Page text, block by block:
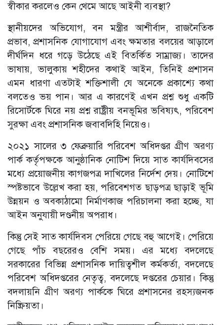
স্বীকার করলেও কেন থেমে আছে আইনী ব্যবস্থা?
স্থানীয়দের অভিযোগ, বন মন্ত্রীর আশীর্বাদ, রাজনৈতিক
প্রভাব, প্রশাসনিক যোগাযোগ এবং ক্ষমতার বলয়ের আড়ালে
দীর্ঘদিন ধরে গড়ে উঠেছে এই বিতর্কিত সাম্রাজ্য। তাদের
ভাষায়, ভালুকায় শহীদের কথাই আইন, তিনিই প্রশাসন
এমন ধারণা এতটাই শক্তিশালী যে অনেকে প্রকাশ্যে কথা
বলতেও ভয় পান। আর এ কারণেই এখন প্রশ্ন শুধু একটি
রিসোর্টকে ঘিরে নয় প্রশ্ন রাষ্ট্রীয় বনভূমির ভবিষ্যৎ, পরিবেশ
সুরক্ষা এবং প্রশাসনিক জবাবদিহি নিয়েও।
২০২১ সালের ৩ ফেব্রুয়ারি পরিবেশ অধিদপ্তর গ্রীণ অরণ্য
পার্ক কর্তৃপক্ষকে আনুষ্ঠানিক নোটিশ দিয়ে সাত কার্যদিবসের
মধ্যে প্রয়োজনীয় কাগজপত্র দাখিলের নির্দেশ দেয়। নোটিশে
স্পষ্টভাবে উল্লেখ করা হয়, পরিবেশগত ছাড়পত্র ছাড়াই ভূমি
উন্নয়ন ও অবকাঠামো নির্মাণকাজ পরিচালনা করা হচ্ছে, যা
আইন অনুযায়ী দণ্ডনীয় অপরাধ।
কিন্তু সেই সাত কার্যদিবস পেরিয়ে গেছে বহু আগেই। পেরিয়ে
গেছে পাঁচ বছরেরও বেশি সময়। এর মধ্যে বদলেছে
সরকারের বিভিন্ন প্রশাসনিক দায়িত্বশীল কর্মকর্তা, বদলেছে
পরিবেশ অধিদপ্তরের নেতৃত্ব, বদলেছে দপ্তরের চেয়ার। কিন্তু
বদলায়নি গ্রীণ অরণ্য পার্ককে ঘিরে প্রশাসনের রহস্যজনক
নিষ্ক্রিয়তা।